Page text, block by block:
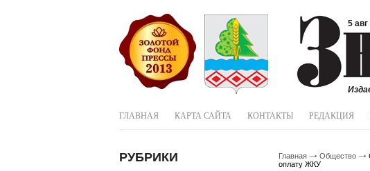
5 авг
ГЛАВНАЯ КАРТА САЙТА КОНТАКТЫ РЕДАКЦИЯ
РУБРИКИ Главная Общество
оплату ЖКУ